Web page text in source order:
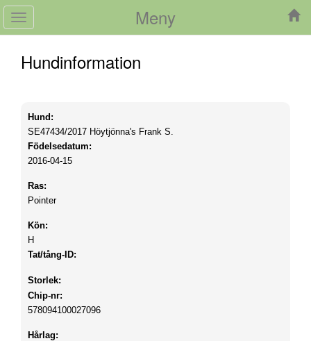
Meny
Toggle
navigation
Hundinformation
Hund:
SE47434/2017 Höytjönna's Frank S.
Födelsedatum:
2016-04-15
Ras:
Pointer
Kön:
H
Tat/tång-ID:
Storlek:
Chip-nr:
578094100027096
Hårlag: